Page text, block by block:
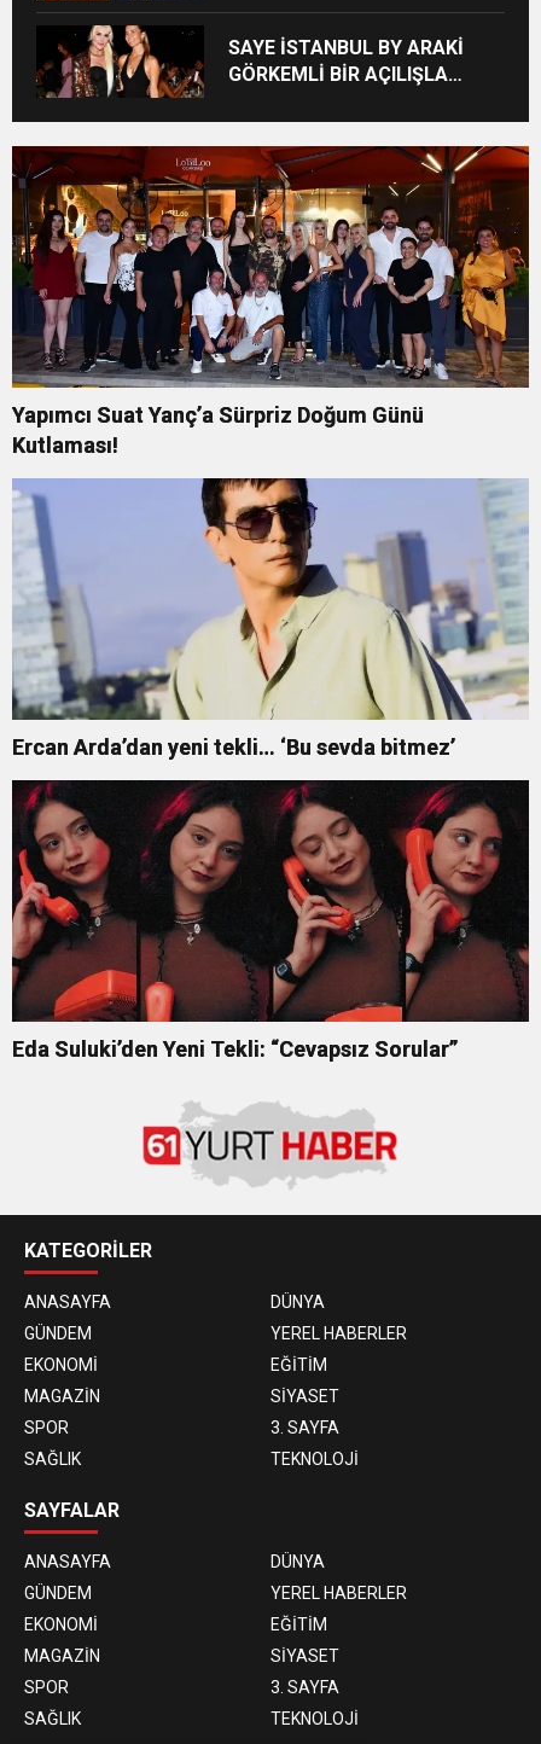
SAYE İSTANBUL BY ARAKİ
GÖRKEMLİ BİR AÇILIŞLA
Yapımcı Suat Yanç’a Sürpriz Doğum Günü
Kutlaması!
Ercan Arda’dan yeni tekli… ‘Bu sevda bitmez’
Eda Suluki’den Yeni Tekli: “Cevapsız Sorular”
KATEGORİLER
ANASAYFA
DÜNYA
GÜNDEM
YEREL HABERLER
EKONOMİ
EĞİTİM
MAGAZİN
SİYASET
SPOR
3. SAYFA
SAĞLIK
TEKNOLOJİ
SAYFALAR
ANASAYFA
DÜNYA
GÜNDEM
YEREL HABERLER
EKONOMİ
EĞİTİM
MAGAZİN
SİYASET
SPOR
3. SAYFA
SAĞLIK
TEKNOLOJİ